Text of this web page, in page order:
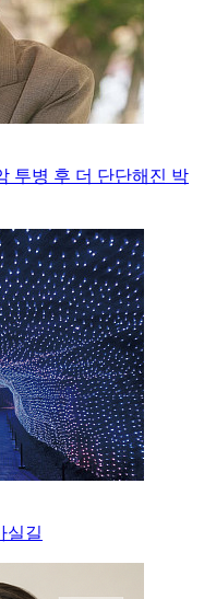
투병 후 더 단단해진 박
실길